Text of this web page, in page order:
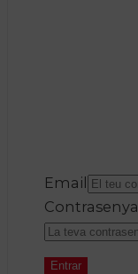
Email
Contrasenya
Entrar